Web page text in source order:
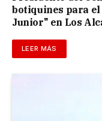
botiquines para el
Junior" en Los
LEER MÁS